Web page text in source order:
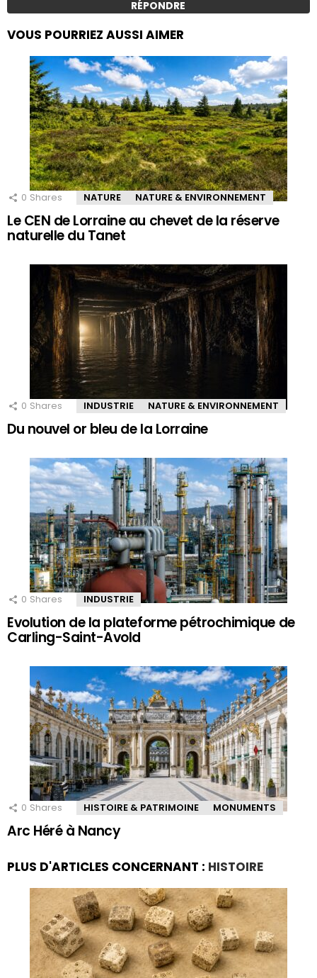
RÉPONDRE
VOUS POURRIEZ AUSSI AIMER
0 Shares NATURE NATURE & ENVIRONNEMENT
Le CEN de Lorraine au chevet de la réserve
naturelle du Tanet
0 Shares INDUSTRIE NATURE & ENVIRONNEMENT
Du nouvel or bleu de la Lorraine
0 Shares INDUSTRIE
Evolution de la plateforme pétrochimique de
Carling-Saint-Avold
0 Shares HISTOIRE & PATRIMOINE MONUMENTS
Arc Héré à Nancy
PLUS D'ARTICLES CONCERNANT : HISTOIRE